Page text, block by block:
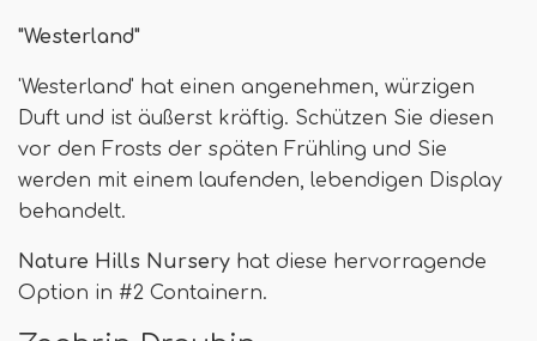
"Westerland"
'Westerland' hat einen angenehmen, würzigen
Duft und ist äußerst kräftig. Schützen Sie diesen
vor den Frosts der späten Frühling und Sie
werden mit einem laufenden, lebendigen Display
behandelt.
Nature Hills Nursery hat diese hervorragende
Option in #2 Containern.